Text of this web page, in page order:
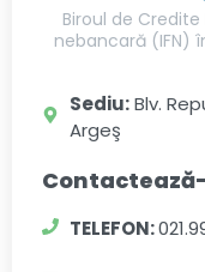
Biroul de
nebancară (IFN)
Sediu:Blv.
Argeş
TELEFON: